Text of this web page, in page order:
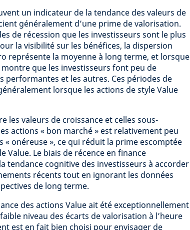
un indicateur de la tendance des valeurs de
généralement d’une prime de valorisation.
de récession que les investisseurs sont le plus
la visibilité sur les bénéfices, la dispersion
représente la moyenne à long terme, et lorsque
que les investisseurs font peu de
performantes et les autres. Ces périodes de
lorsque les actions de style Value
les valeurs de croissance et celles sous-
actions « bon marché » est relativement peu
onéreuse », ce qui réduit la prime escomptée
Value. Le biais de récence en finance
tendance cognitive des investisseurs à accorder
récents tout en ignorant les données
de long terme.
des actions Value ait été exceptionnellement
niveau des écarts de valorisation à l’heure
est en fait bien choisi pour envisager de